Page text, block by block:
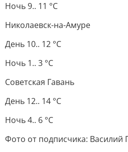
Ночь 9.. 11 °C
Николаевск-на-Амуре
День 10.. 12 °C
Ночь 1.. 3 °C
Советская Гавань
День 12.. 14 °C
Ночь 4.. 6 °C
Фото от подписчика: Василий